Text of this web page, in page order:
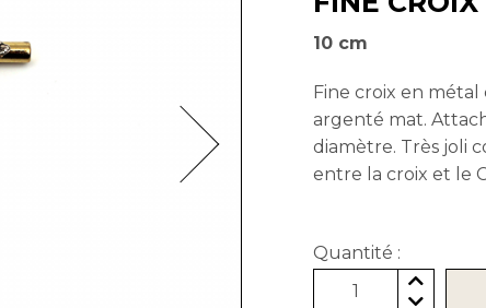
10 cm
Fine croix en
argenté mat.
diamètre. Très joli
entre la croix et le
Quantité :
1